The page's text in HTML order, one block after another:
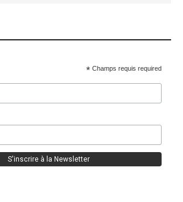
* Champs requis required